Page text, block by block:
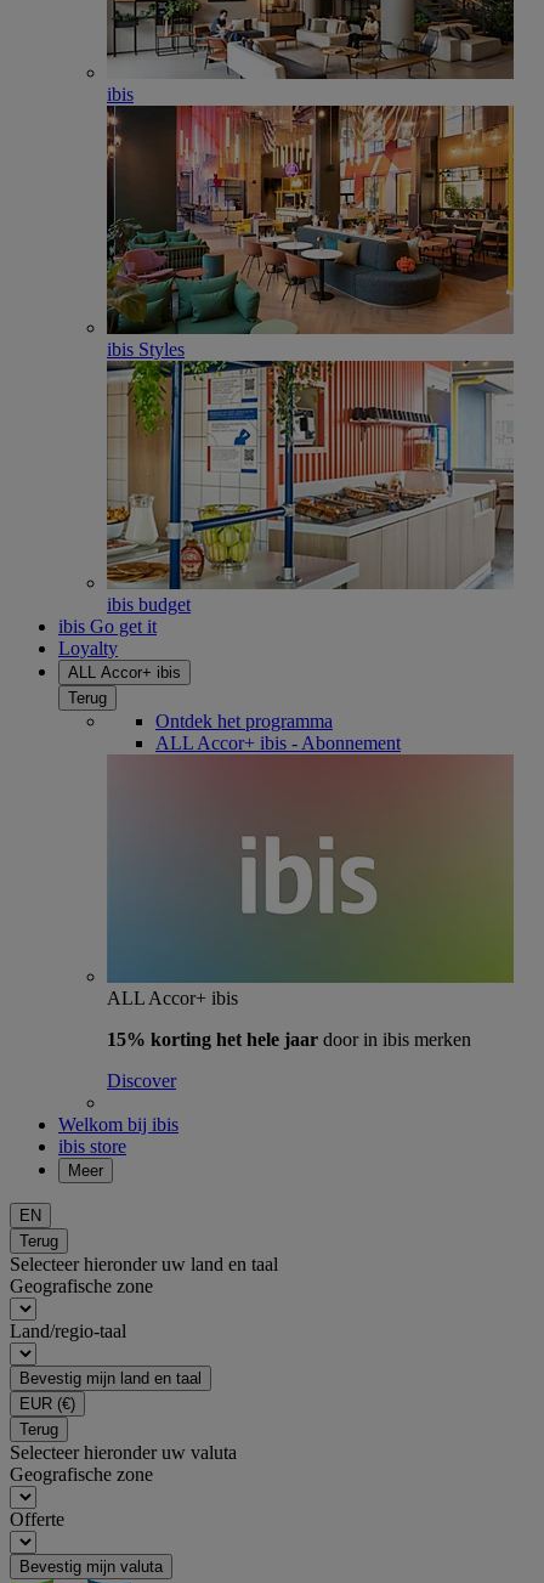
ibis
ibis Styles
ibis budget
ibis Go get it
Loyalty
ALL Accor+ ibis
Terug
Ontdek het programma
ALL Accor+ ibis - Abonnement
ALL Accor+ ibis
15% korting het hele jaar door in ibis merken
Discover
Welkom bij ibis
ibis store
Meer
EN
Terug
Selecteer hieronder uw land en taal
Geografische zone
Land/regio-taal
Bevestig mijn land en taal
EUR (€)
Terug
Selecteer hieronder uw valuta
Geografische zone
Offerte
Bevestig mijn valuta